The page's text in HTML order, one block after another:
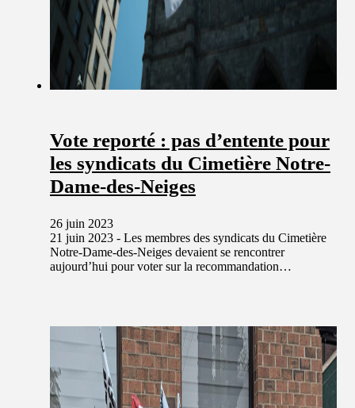
Vote reporté : pas d’entente pour
les syndicats du Cimetière Notre-
Dame-des-Neiges
26 juin 2023
21 juin 2023 - Les membres des syndicats du Cimetière
Notre-Dame-des-Neiges devaient se rencontrer
aujourd’hui pour voter sur la recommandation…